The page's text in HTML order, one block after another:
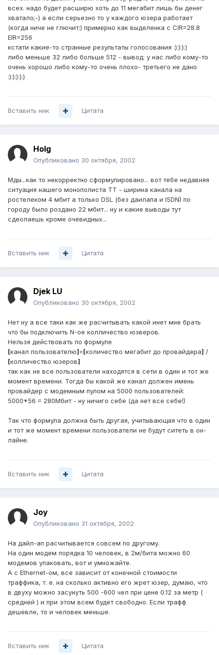
всех. надо будет расширю хоть до 11 мегабит лишь бы денег
хватало;-) а если серьезно то у каждого юзера работает
(когда ниче не глючит:) примерно как выделенка с CIR=28.8
EIR=256
кстати какие-то странные результаты голосования :):):):)
либо меньше 32 либо больше 512 - вывод: у нас либо кому-то
очень хорошо либо кому-то очень плохо- третьего не дано
:):):):):)
Вставить ник Цитата
Holg
Опубликовано 30 октября, 2002
Мды...как то некорректно сформулировано... вот тебе недавняя
ситуация нашего монополиста ТТ - ширина канала на
ростелеком 4 мбит а только DSL (без даилапа и ISDN) по
городу было роздано 22 мбит... ну и какие выводы тут
сдеолаешь кроме очевидных...
Вставить ник Цитата
Djek LU
Опубликовано 30 октября, 2002
Нет ну а все таки как же расчитывать какой инет мне брать
что бы подключить N-ое колличество юзверов.
Нельзя действовать по формуле
[канал пользователю]=[количество мегабит до провайдера] /
[колличество юзеров]
так как не все пользователи находятся в сети в один и тот же
момент времени. Тогда бы какой же канал должен имень
провайдер с модемным пулом на 5000 пользователей:
5000*56 = 280Мбит - ну ничиго себе (да нет все себе!)
Так что формула должна быть другая, учитывающая что в один
и тот же момент времени пользователи не будут ситеть в он-
лайне.
Вставить ник Цитата
Joy
Опубликовано 31 октября, 2002
На дайл-ап расчитывается совсем по другому.
На один модем порядка 10 человек, в 2м/бита можно 60
модемов упаковать, вот и умножайте.
А с Ethernet-ом, все зависит от конечной стоимости
траффика, т. е. на сколько активно его жрет юзер, думаю, что
в двуху можно засунуть 500 -600 чел при цене 0.12 за метр (
средней ) и при этом всем будет свободно. Если трафф
дешевле, то и человек меньше.
Вставить ник Цитата